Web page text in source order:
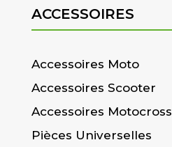
ACCESSOIRES
Accessoires Moto
Accessoires Scooter
Accessoires Motocross
Pièces Universelles